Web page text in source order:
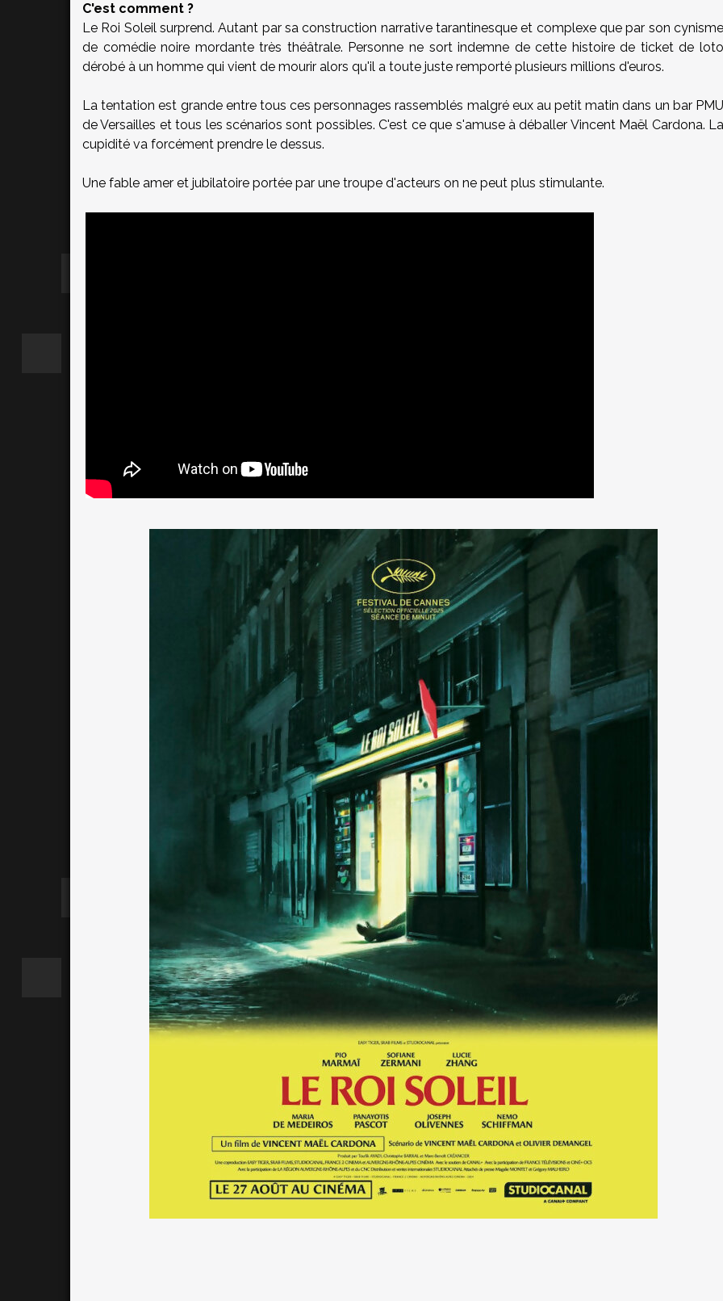
C'est comment ?
Le Roi Soleil surprend. Autant par sa construction narrative tarantinesque et complexe que par son cynisme
de comédie noire mordante très théâtrale. Personne ne sort indemne de cette histoire de ticket de loto
dérobé à un homme qui vient de mourir alors qu'il a toute juste remporté plusieurs millions d'euros.
La tentation est grande entre tous ces personnages rassemblés malgré eux au petit matin dans un bar PMU
de Versailles et tous les scénarios sont possibles. C'est ce que s'amuse à déballer Vincent Maël Cardona. La
cupidité va forcément prendre le dessus.
Une fable amer et jubilatoire portée par une troupe d'acteurs on ne peut plus stimulante.